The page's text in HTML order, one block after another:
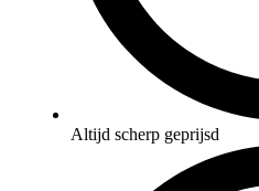
Altijd scherp geprijsd